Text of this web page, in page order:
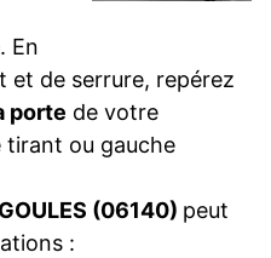
En
et de serrure, repérez
porte de votre
tirant ou gauche
(06140) peut
: